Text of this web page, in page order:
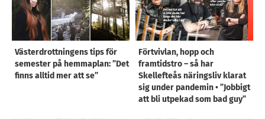
Västerdrottningens tips för
semester på hemmaplan: ”Det
finns alltid mer att se”
Förtvivlan, hopp och
framtidstro – så har
Skellefteås näringsliv klarat
sig under pandemin • ”Jobbigt
att bli utpekad som bad guy”